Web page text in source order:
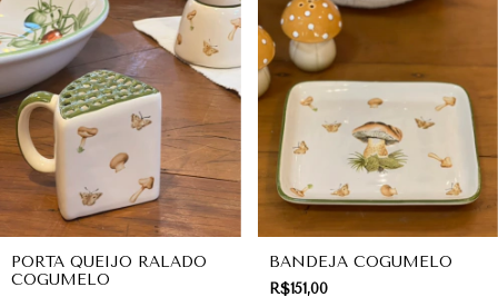
PORTA QUEIJO RALADO
COGUMELO
BANDEJA COGUMELO
R$151,00